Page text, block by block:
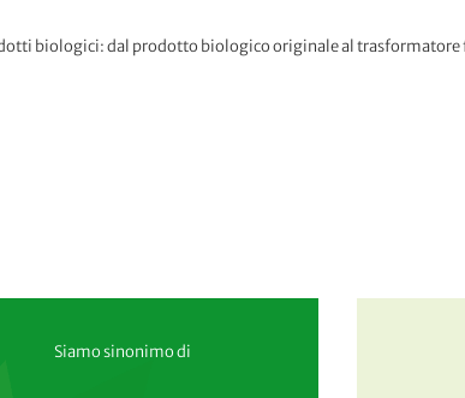
biologici: dal prodotto biologico originale al trasformatore
Siamo sinonimo di